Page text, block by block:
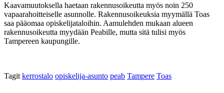
Kaavamuutoksella haetaan rakennusoikeutta myös noin 250
vapaarahoitteiselle asunnolle. Rakennusoikeuksia myymällä Toas
saa pääomaa opiskelijataloihin. Aamulehden mukaan alueen
rakennusoikeutta myydään Peabille, mutta sitä tulisi myös
Tampereen kaupungille.
Tagit kerrostalo opiskelija-asunto peab Tampere Toas